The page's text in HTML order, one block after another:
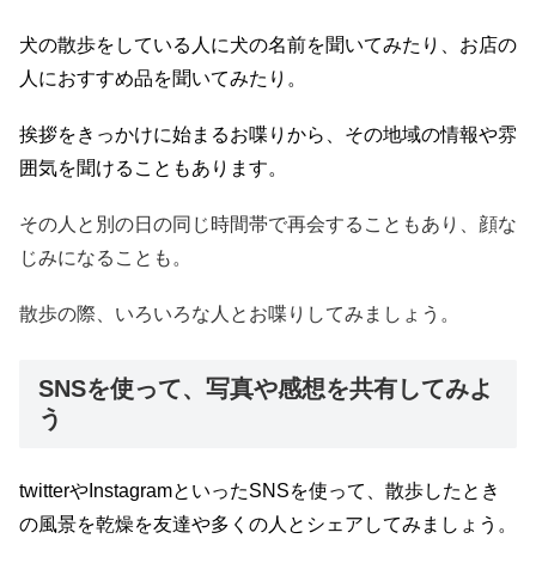
犬の散歩をしている人に犬の名前を聞いてみたり、お店の
人におすすめ品を聞いてみたり。
挨拶をきっかけに始まるお喋りから、その地域の情報や雰
囲気を聞けることもあります。
その人と別の日の同じ時間帯で再会することもあり、顔な
じみになることも。
散歩の際、いろいろな人とお喋りしてみましょう。
SNSを使って、写真や感想を共有してみよ
う
twitterやInstagramといったSNSを使って、散歩したとき
の風景を乾燥を友達や多くの人とシェアしてみましょう。